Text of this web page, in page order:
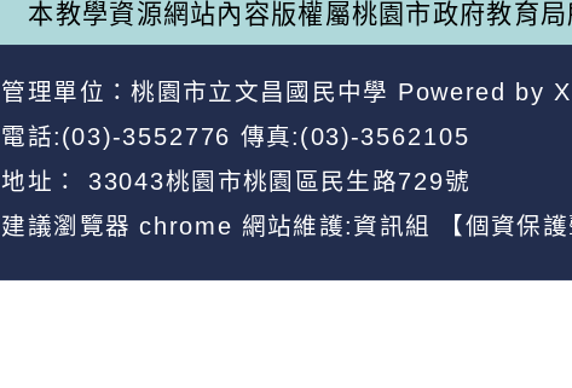
本教學資源網站內容版權屬桃園市政府教育
管理單位：桃園市立文昌國民中學 Powered by
電話:(03)-3552776 傳真:(03)-3562105
地址：
33043桃園市桃園區民生路729號
建議瀏覽器 chrome 網站維護:資訊組 【個資保護